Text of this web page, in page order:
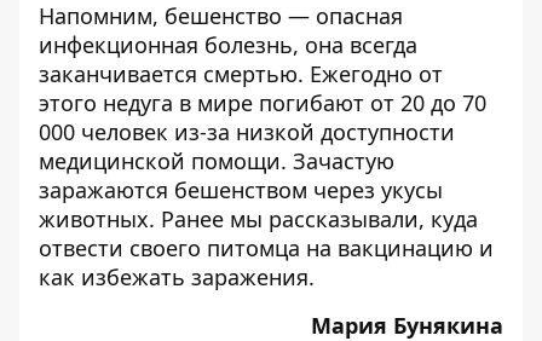
Напомним, бешенство — опасная
инфекционная болезнь, она всегда
заканчивается смертью. Ежегодно от
этого недуга в мире погибают от 20 до 70
000 человек из-за низкой доступности
медицинской помощи. Зачастую
заражаются бешенством через укусы
животных. Ранее мы рассказывали, куда
отвести своего питомца на вакцинацию и
как избежать заражения.
Мария Бунякина